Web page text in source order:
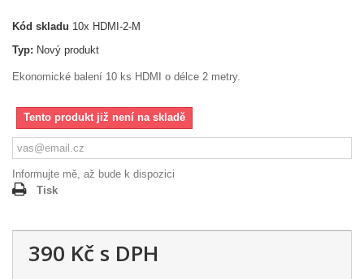
Kód skladu 10x HDMI-2-M
Typ: Nový produkt
Ekonomické balení 10 ks HDMI o délce 2 metry.
Tento produkt již není na skladě
Informujte mě, až bude k dispozici
Tisk
390 Kč s DPH